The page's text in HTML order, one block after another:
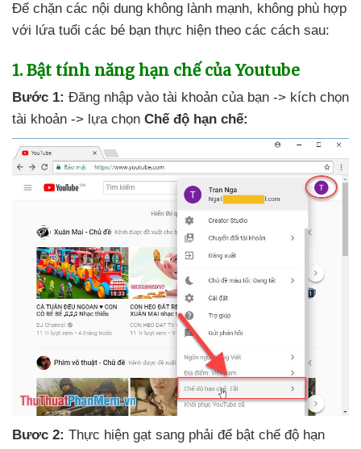
Để chặn các nội dung không lành mạnh, không phù hợp
với lứa tuổi các bé bạn thực hiện theo các cách sau:
1. Bật tính năng hạn chế của Youtube
Bước 1: Đăng nhập vào tài khoản của bạn -> kích chọn
tài khoản -> lựa chọn Chế độ hạn chế:
Bươc 2: Thực hiện gạt sang phải để bật chế độ hạn